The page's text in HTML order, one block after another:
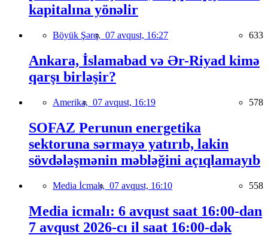
kapitalına yönəlir
Böyük Şərq, 07 avqust, 16:27 633
Ankara, İslamabad və Ər-Riyad kimə
qarşı birləşir?
Amerika, 07 avqust, 16:19 578
SOFAZ Perunun energetika
sektoruna sərmayə yatırıb, lakin
sövdələşmənin məbləğini açıqlamayıb
Media İcmalı, 07 avqust, 16:10 558
Media icmalı: 6 avqust saat 16:00-dan
7 avqust 2026-cı il saat 16:00-dək